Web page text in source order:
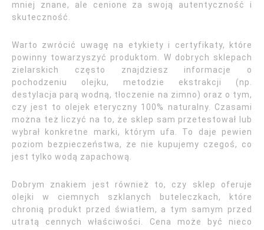
mniej znane, ale cenione za swoją autentyczność i
skuteczność.
Warto zwrócić uwagę na etykiety i certyfikaty, które
powinny towarzyszyć produktom. W dobrych sklepach
zielarskich często znajdziesz informacje o
pochodzeniu olejku, metodzie ekstrakcji (np.
destylacja parą wodną, tłoczenie na zimno) oraz o tym,
czy jest to olejek eteryczny 100% naturalny. Czasami
można też liczyć na to, że sklep sam przetestował lub
wybrał konkretne marki, którym ufa. To daje pewien
poziom bezpieczeństwa, że nie kupujemy czegoś, co
jest tylko wodą zapachową.
Dobrym znakiem jest również to, czy sklep oferuje
olejki w ciemnych szklanych buteleczkach, które
chronią produkt przed światłem, a tym samym przed
utratą cennych właściwości. Cena może być nieco